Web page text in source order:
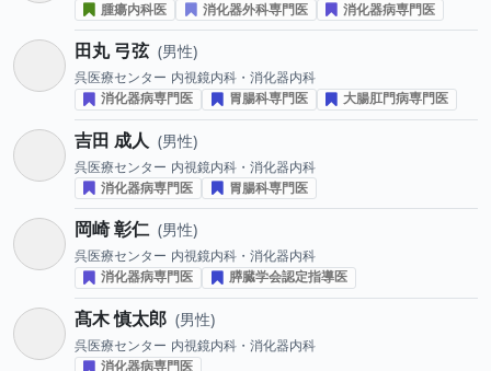
腫瘍内科医
消化器外科専門医 消化器病専門医
田丸 弓弦 男性
呉医療センター 内視鏡内科・消化器内科
消化器病専門医
胃腸科専門医 大腸肛門病専門医
吉田 成人 男性
呉医療センター 内視鏡内科・消化器内科
消化器病専門医
胃腸科専門医
岡崎 彰仁 男性
呉医療センター 内視鏡内科・消化器内科
消化器病専門医
膵臓学会認定指導医
髙木 慎太郎 男性
呉医療センター 内視鏡内科・消化器内科
消化器病専門医